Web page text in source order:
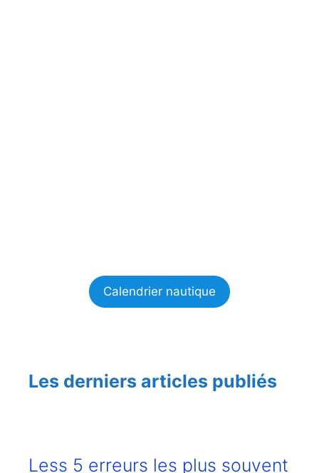
Calendrier nautique
Les derniers articles publiés
Less 5 erreurs les plus souvent